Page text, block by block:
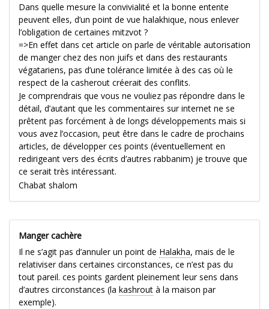
Dans quelle mesure la convivialité et la bonne entente
peuvent elles, d’un point de vue halakhique, nous enlever
l’obligation de certaines mitzvot ?
=>En effet dans cet article on parle de véritable autorisation
de manger chez des non juifs et dans des restaurants
végatariens, pas d’une tolérance limitée à des cas où le
respect de la casherout créerait des conflits.
Je comprendrais que vous ne vouliez pas répondre dans le
détail, d’autant que les commentaires sur internet ne se
prêtent pas forcément à de longs développements mais si
vous avez l’occasion, peut être dans le cadre de prochains
articles, de développer ces points (éventuellement en
redirigeant vers des écrits d’autres rabbanim) je trouve que
ce serait très intéressant.
Chabat shalom
Manger cachère
Il ne s’agit pas d’annuler un point de Halakha, mais de le
relativiser dans certaines circonstances, ce n’est pas du
tout pareil. ces points gardent pleinement leur sens dans
d’autres circonstances (la kashrout à la maison par
exemple).